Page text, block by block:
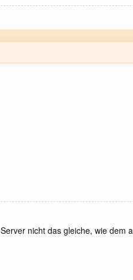
nicht das gleiche, wie dem